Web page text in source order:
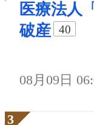
医療法人
破産
40
08月09日